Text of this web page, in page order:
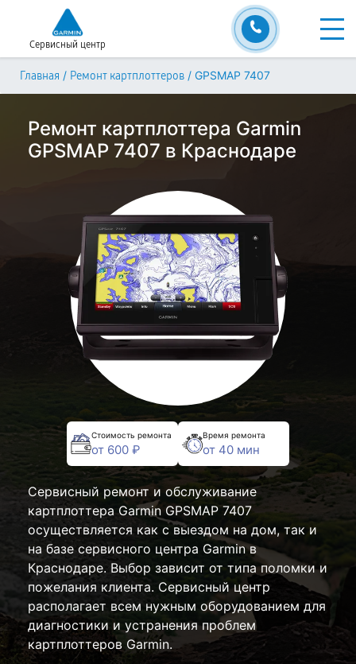
Сервисный центр
Главная / Ремонт картплоттеров / GPSMAP 7407
Ремонт картплоттера Garmin
GPSMAP 7407 в Краснодаре
Стоимость ремонта
от 600 ₽
Время ремонта
от 40 мин
Сервисный ремонт и обслуживание
картплоттера Garmin GPSMAP 7407
осуществляется как с выездом на дом, так и
на базе сервисного центра Garmin в
Краснодаре. Выбор зависит от типа поломки и
пожелания клиента. Сервисный центр
располагает всем нужным оборудованием для
диагностики и устранения проблем
картплоттеров Garmin.